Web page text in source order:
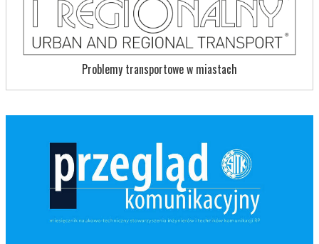
Problemy transportowe w miastach